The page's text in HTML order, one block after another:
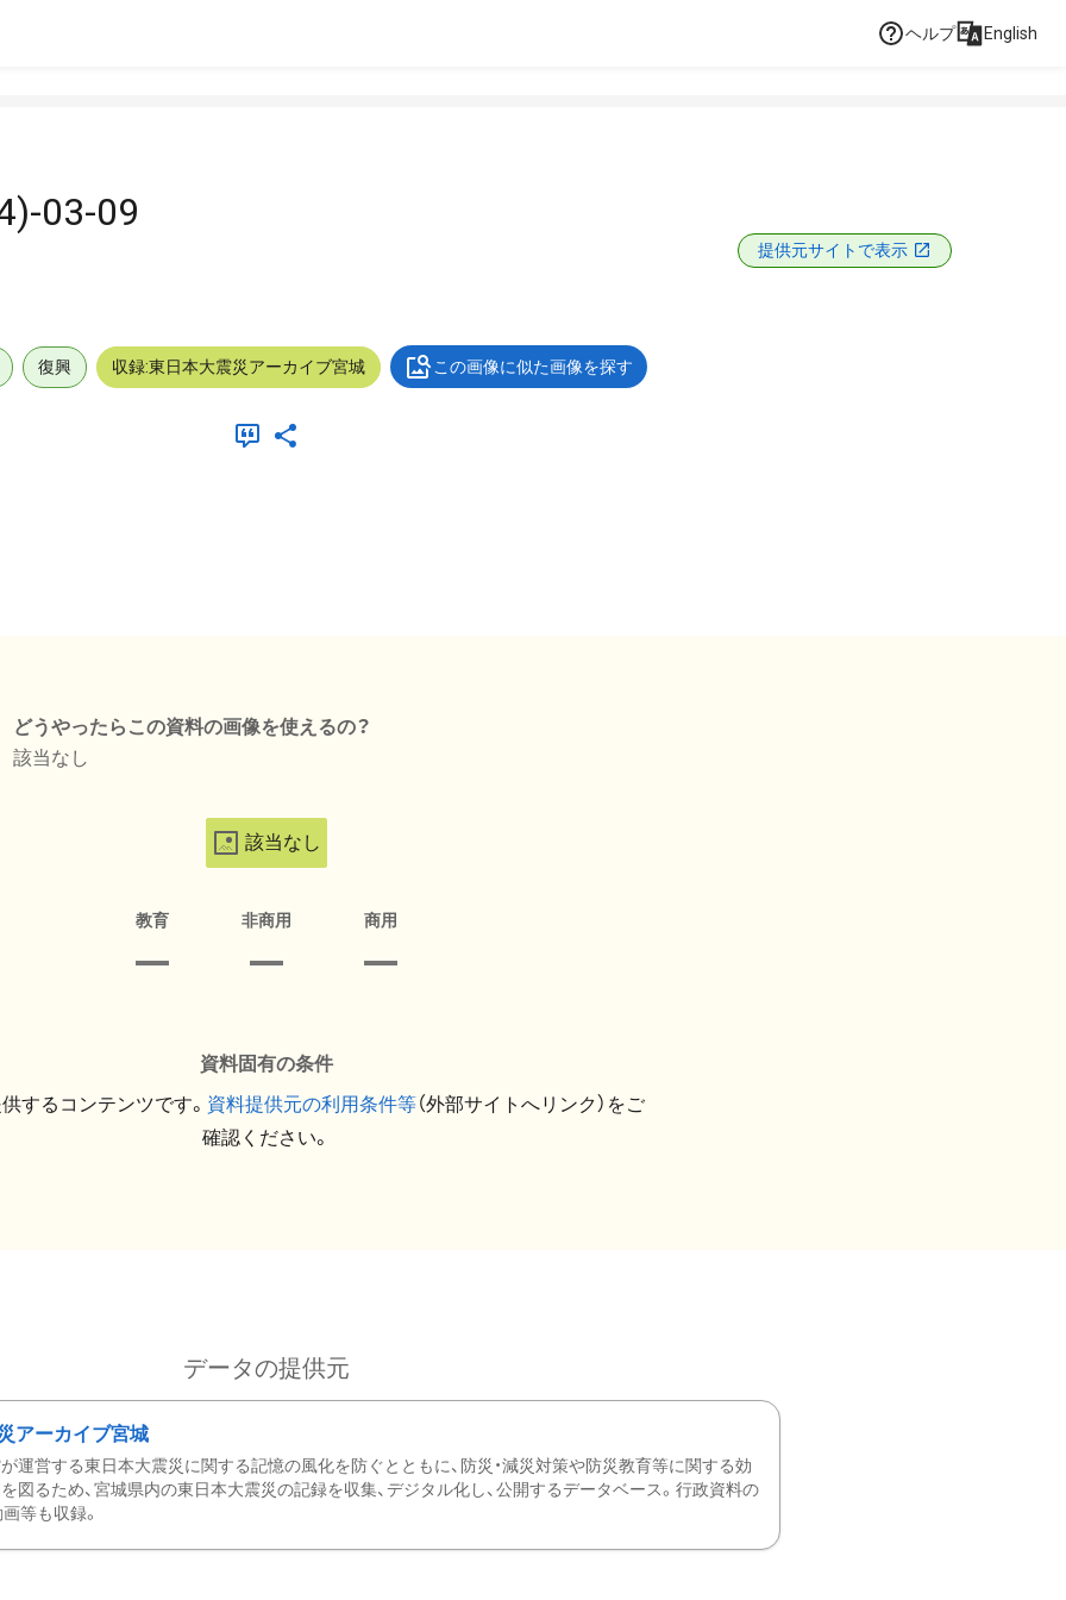
ヘルプ English
03-09
提供元サイトで表示
復興 収録:東日本大震災アーカイブ宮城 この画像に似た画像を探す
どうやったらこの資料の画像を使えるの？
該当なし
該当なし
教育 非商用 商用
資料固有の条件
するコンテンツです。 資料提供元の利用条件等（外部サイトへリンク）をご
確認ください。
データの提供元
アーカイブ宮城
運営する東日本大震災に関する記憶の風化を防ぐとともに、防災・減災対策や防災教育等に関する効
図るため、宮城県内の東日本大震災の記録を収集、デジタル化し、公開するデータベース。行政資料の
等も収録。